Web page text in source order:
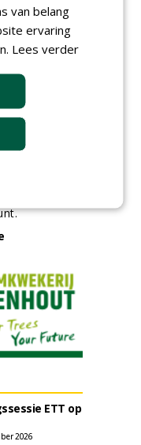
ETT op
2026
van belang
ervaring
Lees verder